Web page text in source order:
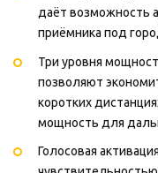
даёт возможность
приёмника под
Три уровня
позволяют
коротких
мощность для
Голосовая